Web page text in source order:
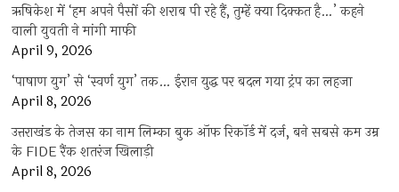
ऋषिकेश में ‘हम अपने पैसों की शराब पी रहे हैं, तुम्हें क्या दिक्कत है…’ कहने
वाली युवती ने मांगी माफी
April 9, 2026
‘पाषाण युग’ से ‘स्वर्ण युग’ तक… ईरान युद्ध पर बदल गया ट्रंप का लहजा
April 8, 2026
उत्तराखंड के तेजस का नाम लिम्का बुक ऑफ रिकॉर्ड में दर्ज, बने सबसे कम उम्र
के FIDE रैंक शतरंज खिलाड़ी
April 8, 2026